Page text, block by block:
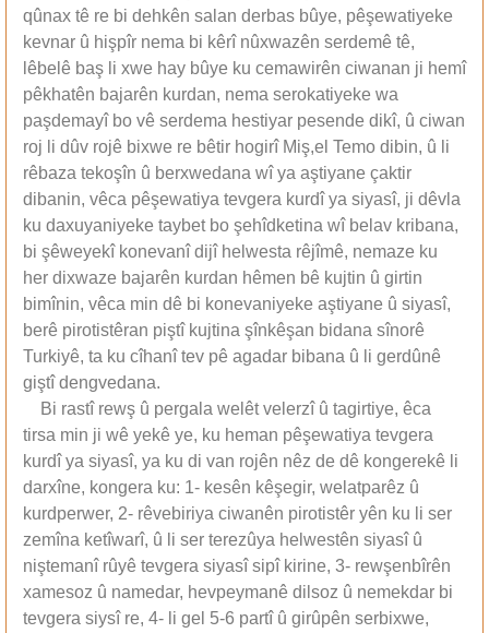
qûnax tê re bi dehkên salan derbas bûye, pêşewatiyeke
kevnar û hişpîr nema bi kêrî nûxwazên serdemê tê,
lêbelê baş li xwe hay bûye ku cemawirên ciwanan ji hemî
pêkhatên bajarên kurdan, nema serokatiyeke wa
paşdemayî bo vê serdema hestiyar pesende dikî, û ciwan
roj li dûv rojê bixwe re bêtir hogirî Miş,el Temo dibin, û li
rêbaza tekoşîn û berxwedana wî ya aştiyane çaktir
dibanin, vêca pêşewatiya tevgera kurdî ya siyasî, ji dêvla
ku daxuyaniyeke taybet bo şehîdketina wî belav kribana,
bi şêweyekî konevanî dijî helwesta rêjîmê, nemaze ku
her dixwaze bajarên kurdan hêmen bê kujtin û girtin
bimînin, vêca min dê bi konevaniyeke aştiyane û siyasî,
berê pirotistêran piştî kujtina şînkêşan bidana sînorê
Turkiyê, ta ku cîhanî tev pê agadar bibana û li gerdûnê
giştî dengvedana.
Bi rastî rewş û pergala welêt velerzî û tagirtiye, êca
tirsa min ji wê yekê ye, ku heman pêşewatiya tevgera
kurdî ya siyasî, ya ku di van rojên nêz de dê kongerekê li
darxîne, kongera ku: 1- kesên kêşegir, welatparêz û
kurdperwer, 2- rêvebiriya ciwanên pirotistêr yên ku li ser
zemîna ketîwarî, û li ser terezûya helwestên siyasî û
niştemanî rûyê tevgera siyasî sipî kirine, 3- rewşenbîrên
xamesoz û namedar, hevpeymanê dilsoz û nemekdar bi
tevgera siysî re, 4- li gel 5-6 partî û girûpên serbixwe,